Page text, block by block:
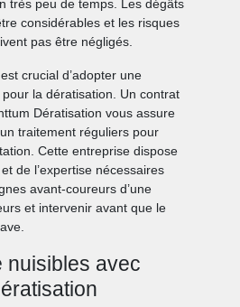
très peu de temps. Les dégâts
considérables et les risques
pas être négligés.
crucial d’adopter une
la dératisation. Un contrat
Dératisation vous assure
traitement réguliers pour
Cette entreprise dispose
de l’expertise nécessaires
avant-coureurs d’une
et intervenir avant que le
nuisibles avec